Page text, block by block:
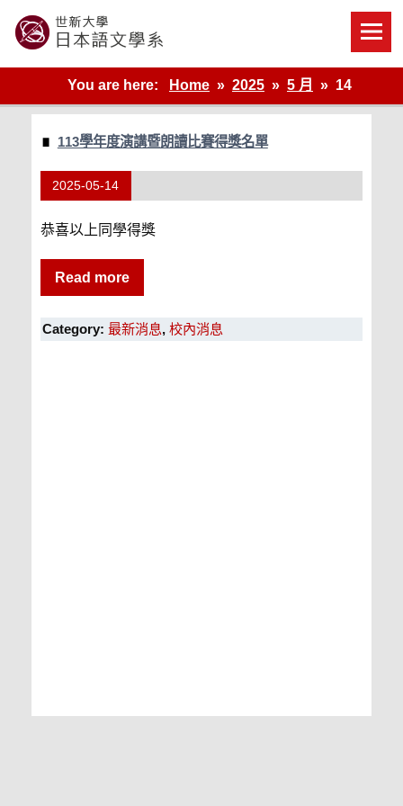
content
世新大學教學單位的網站
You are here:
Home 2025 5 月 14
113學年度演講暨朗讀比賽得獎名單
2025-05-14
恭喜以上同學得獎
Read more
Category: 最新消息, 校內消息